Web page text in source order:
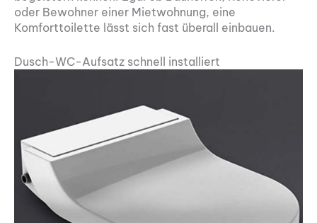
oder Bewohner einer Mietwohnung, eine
Komforttoilette lässt sich fast überall einbauen.
Dusch-WC-Aufsatz schnell installiert